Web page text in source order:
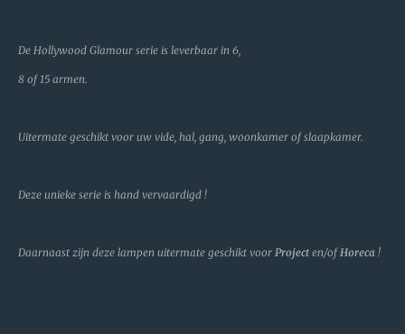
De Hollywood Glamour serie is leverbaar in 6,
8 of 15 armen.
Uitermate geschikt voor uw vide, hal, gang, woonkamer of slaapkamer.
Deze unieke serie is hand vervaardigd !
Daarnaast zijn deze lampen uitermate geschikt voor Project en/ofHoreca !